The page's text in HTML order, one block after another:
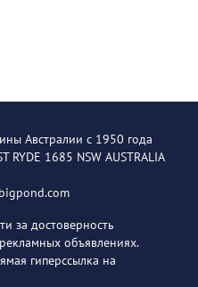
Австралии с 1950 года
RYDE 1685 NSW AUSTRALIA
за достоверность
объявлениях.
гиперссылка на